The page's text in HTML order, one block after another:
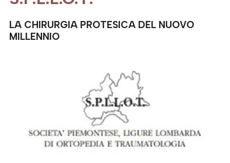
ASSOCIAZIONI
LA CHIRURGIA PROTESICA DEL NUOVO
MILLENNIO